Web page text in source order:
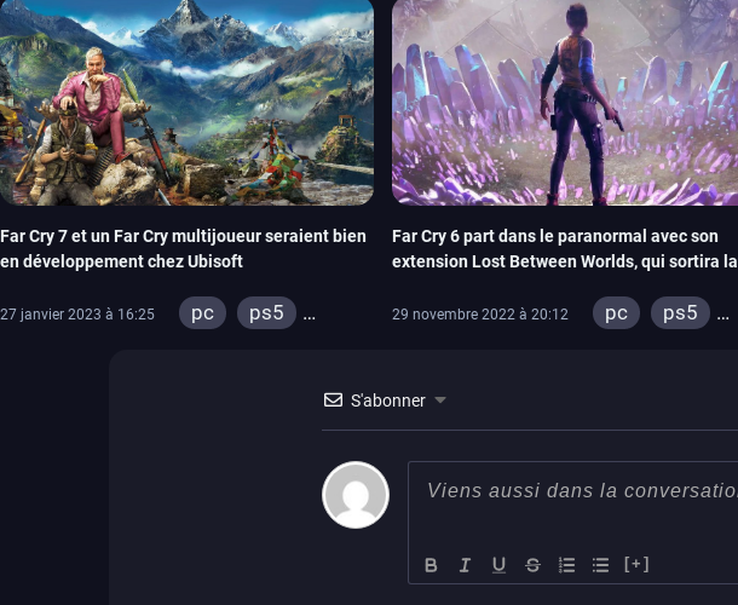
Far Cry 7 et un Far Cry multijoueur seraient bien
en développement chez Ubisoft
27 janvier 2023 à 16:25 pc
ps5
Far Cry 6 part dans le paranormal avec son
extension Lost Between Worlds, qui sortira la
29 novembre 2022 à 20:12 pc
ps5
S'abonner
[+]